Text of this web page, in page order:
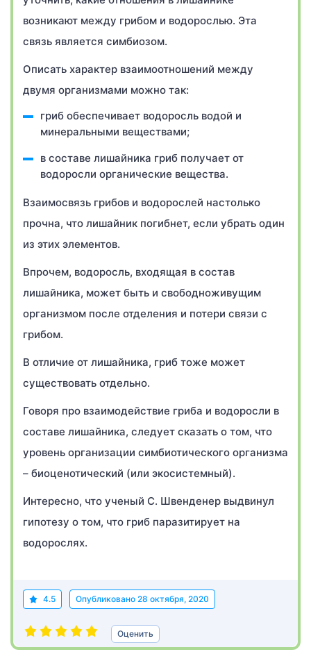
возникают между грибом и водорослью. Эта
связь является симбиозом.
Описать характер взаимоотношений между
двумя организмами можно так:
гриб обеспечивает водоросль водой и
минеральными веществами;
в составе лишайника гриб получает от
водоросли органические вещества.
Взаимосвязь грибов и водорослей настолько
прочна, что лишайник погибнет, если убрать один
из этих элементов.
Впрочем, водоросль, входящая в состав
лишайника, может быть и свободноживущим
организмом после отделения и потери связи с
грибом.
В отличие от лишайника, гриб тоже может
существовать отдельно.
Говоря про взаимодействие гриба и водоросли в
составе лишайника, следует сказать о том, что
уровень организации симбиотического организма
– биоценотический (или экосистемный).
Интересно, что ученый С. Швенденер выдвинул
гипотезу о том, что гриб паразитирует на
водорослях.
4.5 Опубликовано 28 октября, 2020
Оценить